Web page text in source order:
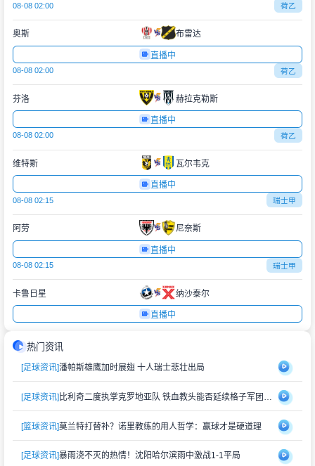
08-08 02:00 荷乙
奥斯 布雷达
直播中
08-08 02:00 荷乙
芬洛 赫拉克勒斯
直播中
08-08 02:00 荷乙
维特斯 瓦尔韦克
直播中
08-08 02:15 瑞士甲
阿劳 尼奈斯
直播中
08-08 02:15 瑞士甲
卡鲁日星 纳沙泰尔
直播中
热门资讯
[足球资讯]潘帕斯雄鹰加时展翅 十人瑞士悲壮出局
[足球资讯]
[篮球资讯]莫兰特打替补？诺里教练的用人哲学：赢球才是硬道理
[足球资讯]暴雨浇不灭的热情！沈阳哈尔滨雨中激战1-1平局